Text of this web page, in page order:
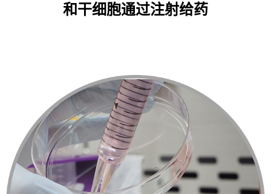
和干细胞通过注射给药